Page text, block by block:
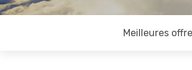
Meilleures